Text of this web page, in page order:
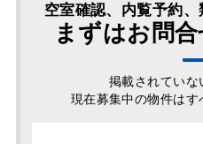
空室確認、内覧予約、
まずはお問
掲載されていな
現在募集中の物件はす